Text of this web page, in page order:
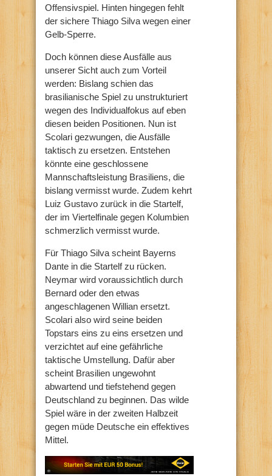
Offensivspiel. Hinten hingegen fehlt
der sichere Thiago Silva wegen einer
Gelb-Sperre.
Doch können diese Ausfälle aus
unserer Sicht auch zum Vorteil
werden: Bislang schien das
brasilianische Spiel zu unstrukturiert
wegen des Individualfokus auf eben
diesen beiden Positionen. Nun ist
Scolari gezwungen, die Ausfälle
taktisch zu ersetzen. Entstehen
könnte eine geschlossene
Mannschaftsleistung Brasiliens, die
bislang vermisst wurde. Zudem kehrt
Luiz Gustavo zurück in die Startelf,
der im Viertelfinale gegen Kolumbien
schmerzlich vermisst wurde.
Für Thiago Silva scheint Bayerns
Dante in die Startelf zu rücken.
Neymar wird voraussichtlich durch
Bernard oder den etwas
angeschlagenen Willian ersetzt.
Scolari also wird seine beiden
Topstars eins zu eins ersetzen und
verzichtet auf eine gefährliche
taktische Umstellung. Dafür aber
scheint Brasilien ungewohnt
abwartend und tiefstehend gegen
Deutschland zu beginnen. Das wilde
Spiel wäre in der zweiten Halbzeit
gegen müde Deutsche ein effektives
Mittel.